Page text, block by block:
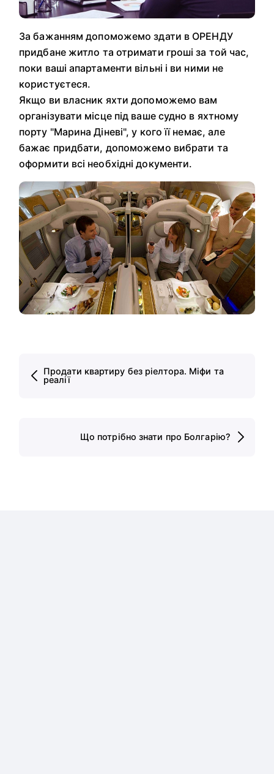
За бажанням допоможемо здати в ОРЕНДУ
придбане житло та отримати гроші за той час,
поки ваші апартаменти вільні і ви ними не
користуєтеся.
Якщо ви власник яхти допоможемо вам
організувати місце під ваше судно в яхтному
порту "Марина Діневі", у кого її немає, але
бажає придбати, допоможемо вибрати та
оформити всі необхідні документи.
Продати квартиру без ріелтора. Міфи та
реалії
Що потрібно знати про Болгарію?